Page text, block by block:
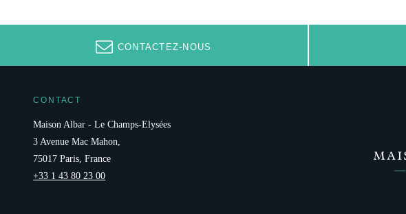
CONTACTEZ-NOUS
CONTACT
Maison Albar - Le Champs-Elysées
3 Avenue Mac Mahon,
75017 Paris, France
+33 1 43 80 23 00